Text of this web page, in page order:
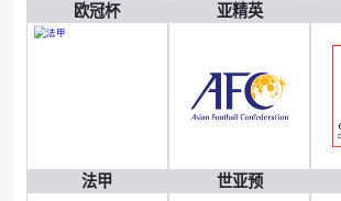
欧冠杯 亚精英
法甲 世亚预